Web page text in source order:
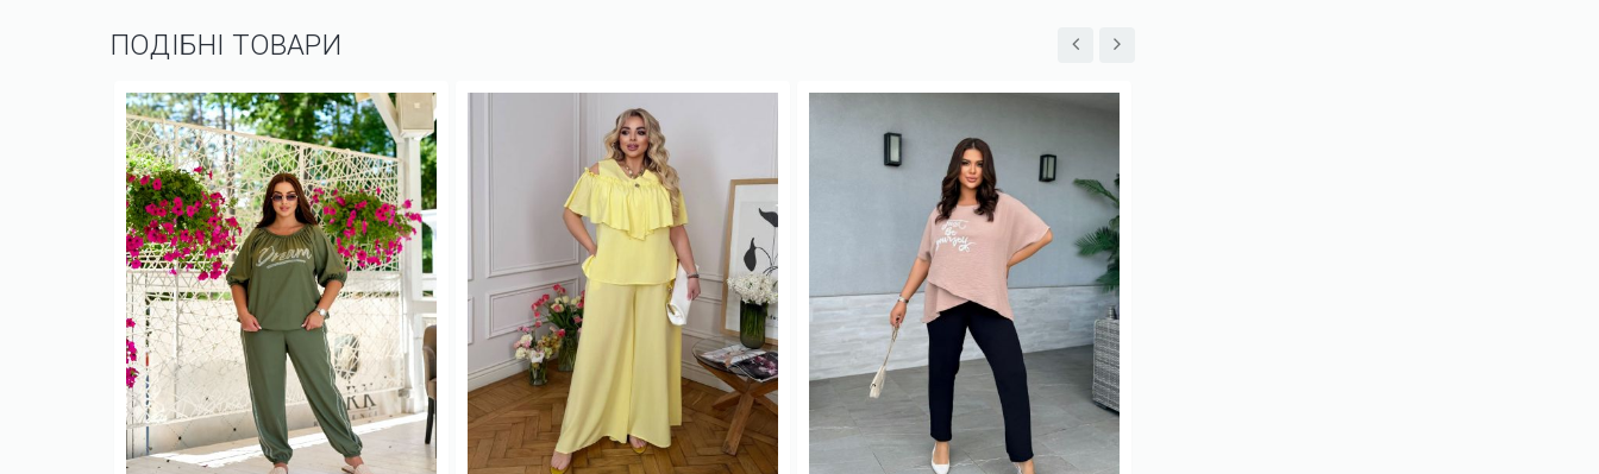
ПОДІБНІ ТОВАРИ